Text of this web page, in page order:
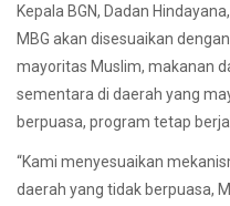
Kepala BGN, Dadan
MBG akan disesuaikan
mayoritas Muslim, makanan
sementara di daerah yang
berpuasa, program tetap
“Kami menyesuaikan
daerah yang tidak berpuasa,